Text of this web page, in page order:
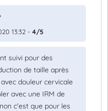
13:32 - 4/5
suivi pour des
de taille après
douleur cervicale
avec une IRM de
c'est que pour les